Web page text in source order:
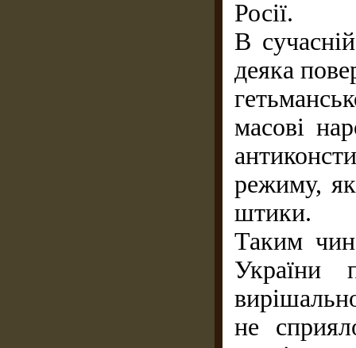
Росії.
В
деяка
масові
режиму,
штики.
Таким
України
не